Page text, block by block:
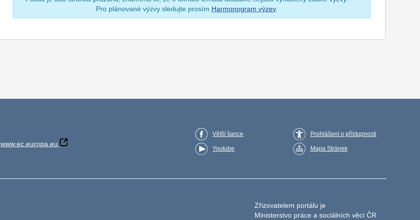
Pro plánované výzvy sledujte prosím Harmonogram výzev.
www.ec.europa.eu
Větší šance
Youtube
Prohlášení o přístupnosti
Mapa Stránek
Zřizovatelem portálu je
Ministerstvo práce a sociálních věcí ČR